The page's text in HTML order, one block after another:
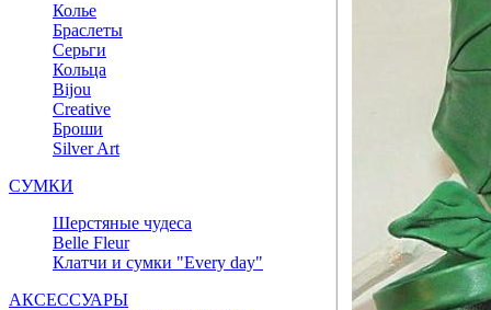
Колье
Браслеты
Серьги
Кольца
Bijou
Сreative
Броши
Silver Art
СУМКИ
Шерстяные чудеса
Belle Fleur
Клатчи и сумки "Every day"
АКСЕССУАРЫ